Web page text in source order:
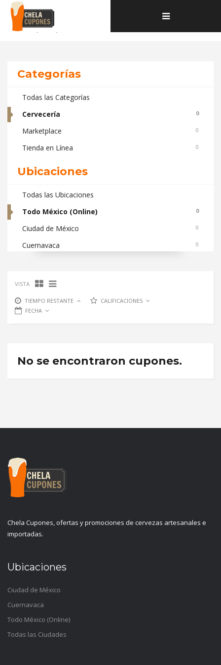
Toggle
navigation
Home
Deals and coupons de la categoría Cervecería ubicados en Todo
México (Online)
Categorías
Todas las Categorías
Cervecería
0
Marketplace 0
Tienda en Línea 0
Ubicaciones
Todas las Ubicaciones
Todo México (Online)
0
Ciudad de México 0
Cuernavaca 0
VISTA
TIEMPO RESTANTE
CALIFICACIONES
FECHA
No se encontraron cupones.
Chela Cupones, ofertas y promociones de cervezas artesanales e
importadas.
Ubicaciones
Ciudad de México
Cuernavaca
Todo México (Online)
Todas las Ciudades